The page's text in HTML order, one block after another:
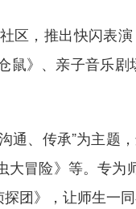
，推出快闪表
》、亲子音乐
、传承”为主题
冒险》等。专
团》，让师生一同